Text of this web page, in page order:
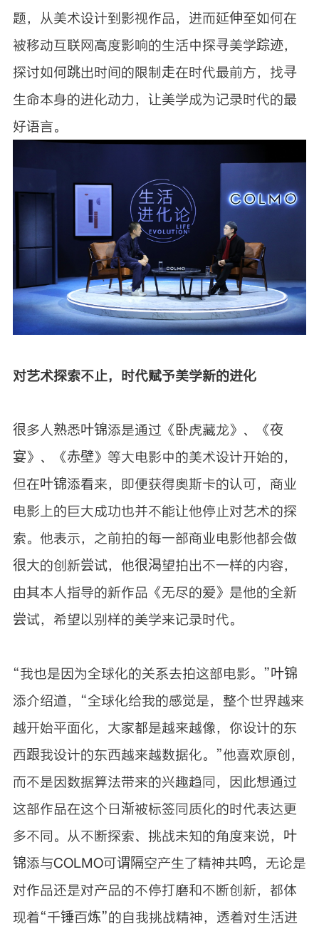
题，从美术设计到影视作品，进而延伸至如何在
被移动互联网高度影响的生活中探寻美学踪迹，
探讨如何跳出时间的限制走在时代最前方，找寻
生命本身的进化动力，让美学成为记录时代的最
好语言。
对艺术探索不止，时代赋予美学新的进化
很多人熟悉叶锦添是通过《卧虎藏龙》、《夜
宴》、《赤壁》等大电影中的美术设计开始的，
但在叶锦添看来，即便获得奥斯卡的认可，商业
电影上的巨大成功也并不能让他停止对艺术的探
索。他表示，之前拍的每一部商业电影他都会做
很大的创新尝试，他很渴望拍出不一样的内容，
由其本人指导的新作品《无尽的爱》是他的全新
尝试，希望以别样的美学来记录时代。
“我也是因为全球化的关系去拍这部电影。”叶锦
添介绍道，“全球化给我的感觉是，整个世界越来
越开始平面化，大家都是越来越像，你设计的东
西跟我设计的东西越来越数据化。”他喜欢原创，
而不是因数据算法带来的兴趣趋同，因此想通过
这部作品在这个日渐被标签同质化的时代表达更
多不同。从不断探索、挑战未知的角度来说，叶
锦添与COLMO可谓隔空产生了精神共鸣，无论是
对作品还是对产品的不停打磨和不断创新，都体
现着“千锤百炼”的自我挑战精神，透着对生活进